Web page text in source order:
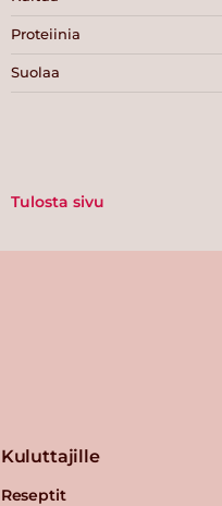
Proteiinia
Suolaa
Tulosta sivu
Kuluttajille
Reseptit